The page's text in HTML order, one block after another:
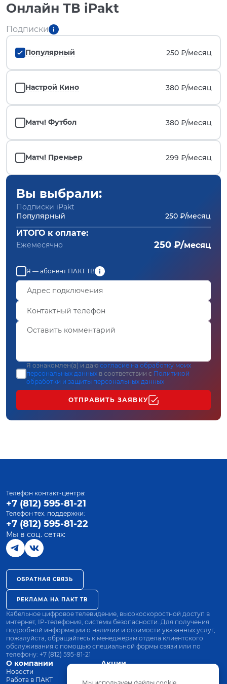
Онлайн ТВ iPakt
Подписки
Популярный 250 ₽/месяц
Настрой Кино 380 ₽/месяц
Матч! Футбол 380 ₽/месяц
Матч! Премьер 299 ₽/месяц
Вы выбрали:
Подписки iPakt
Популярный
250 ₽/месяц
ИТОГО к оплате:
Ежемесячно 250 ₽/месяц
Я — абонент ПАКТ ТВ
Я ознакомлен(а) и даю согласие на обработку моих
персональных данных в соответствии с Политикой
обработки и защиты персональных данных
ОТПРАВИТЬ ЗАЯВКУ
О компании
Новости
Работа в ПАКТ
Акции
Оплата
Телефон контакт-центра:
+7 (812) 595-81-21
Телефон тех. поддержки:
+7 (812) 595-81-22
Мы в соц. сетях:
ОБРАТНАЯ СВЯЗЬ
РЕКЛАМА НА ПАКТ ТВ
Кабельное цифровое телевидение, высокоскоростной доступ в
интернет, IP-телефония, системы безопасности. Для получения
подробной информации о наличии и стоимости указанных услуг,
пожалуйста, обращайтесь к менеджерам отдела клиентского
обслуживания с помощью специальной формы связи или по
телефону: +7 (812) 595-81-21